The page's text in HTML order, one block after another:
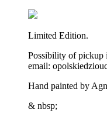
Limited Edition.
Possibility of pickup
email:
Hand painted by
& nbsp;